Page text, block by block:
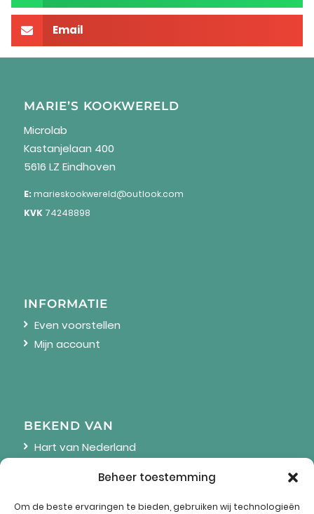
Beheer toestemming
Om de beste ervaringen te bieden, gebruiken wij technologieën
Email
MARIE’S KOOKWERELD
Microlab
Kastanjelaan 400
5616 LZ Eindhoven
E: marieskookwereld@outlook.com
KVK74248898
INFORMATIE
Even voorstellen
Mijn account
BEKEND VAN
Hart van Nederland
Wendy Online